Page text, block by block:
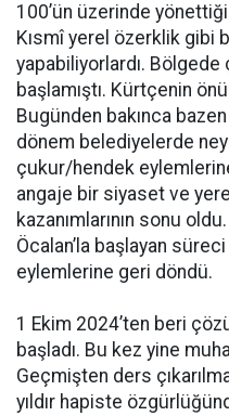
100’ün üzerinde
Kısmî yerel özerklik gibi
yapabiliyorlardı.
başlamıştı. Kürtçenin
Bugünden bakınca
dönem belediyelerde
çukur/hendek
angaje bir siyaset ve
kazanımlarının sonu
Öcalan’la başlayan
eylemlerine geri döndü.
1 Ekim 2024’ten beri
başladı. Bu kez yine
Geçmişten ders
yıldır hapiste